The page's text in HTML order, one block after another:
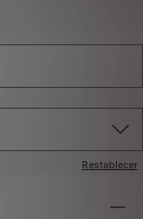
Restablecer